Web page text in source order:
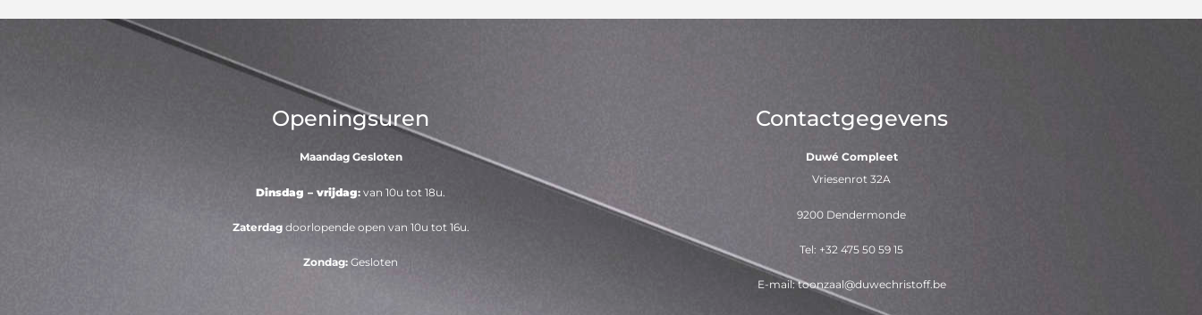
Openingsuren
Maandag Gesloten
Dinsdag – vrijdag: van 10u tot 18u.
Zaterdagdoorlopende open van 10u tot 16u.
Zondag: Gesloten
Contactgegevens
Duwé Compleet
Vriesenrot 32A
9200 Dendermonde
Tel: +32 475 50 59 15
E-mail: toonzaal@duwechristoff.be